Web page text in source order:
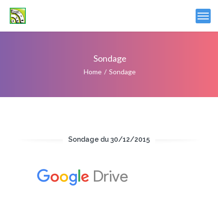
Sondage
Home Sondage
Sondage du 30/12/2015